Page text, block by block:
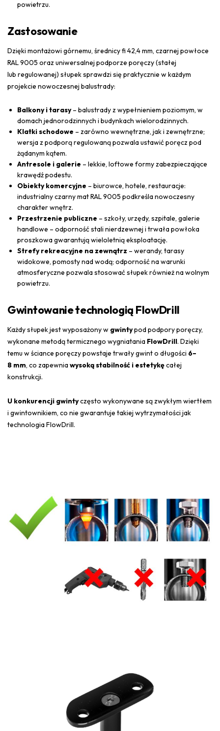
powietrzu.
Zastosowanie
Dzięki montażowi górnemu, średnicy fi 42,4 mm, czarnej powłoce
RAL 9005 oraz uniwersalnej podporze poręczy (stałej
lub regulowanej) słupek sprawdzi się praktycznie w każdym
projekcie nowoczesnej balustrady:
Balkony i tarasy– balustrady z wypełnieniem poziomym, w
domach jednorodzinnych i budynkach wielorodzinnych.
Klatki schodowe – zarówno wewnętrzne, jak i zewnętrzne;
wersja z podporą regulowaną pozwala ustawić poręcz pod
żądanym kątem.
Antresole i galerie – lekkie, loftowe formy zabezpieczające
krawędź podestu.
Obiekty komercyjne – biurowce, hotele, restauracje:
industrialny czarny mat RAL 9005 podkreśla nowoczesny
charakter wnętrz.
Przestrzenie publiczne – szkoły, urzędy, szpitale, galerie
handlowe – odporność stali nierdzewnej i trwała powłoka
proszkowa gwarantują wieloletnią eksploatację.
Strefy rekreacyjne na zewnątrz – werandy, tarasy
widokowe, pomosty nad wodą; odporność na warunki
atmosferyczne pozwala stosować słupek również na wolnym
powietrzu.
Gwintowanie technologią FlowDrill
Każdy słupek jest wyposażony w gwintypod podpory poręczy,
wykonane metodą termicznego wygniatania FlowDrill. Dzięki
temu w ściance poręczy powstaje trwały gwint o długości 6–
8 mm, co zapewniawysoką stabilność i estetykęcałej
konstrukcji.
U konkurencji gwintyczęsto wykonywane są zwykłym wiertłem
i gwintownikiem, co nie gwarantuje takiej wytrzymałości jak
technologia FlowDrill.